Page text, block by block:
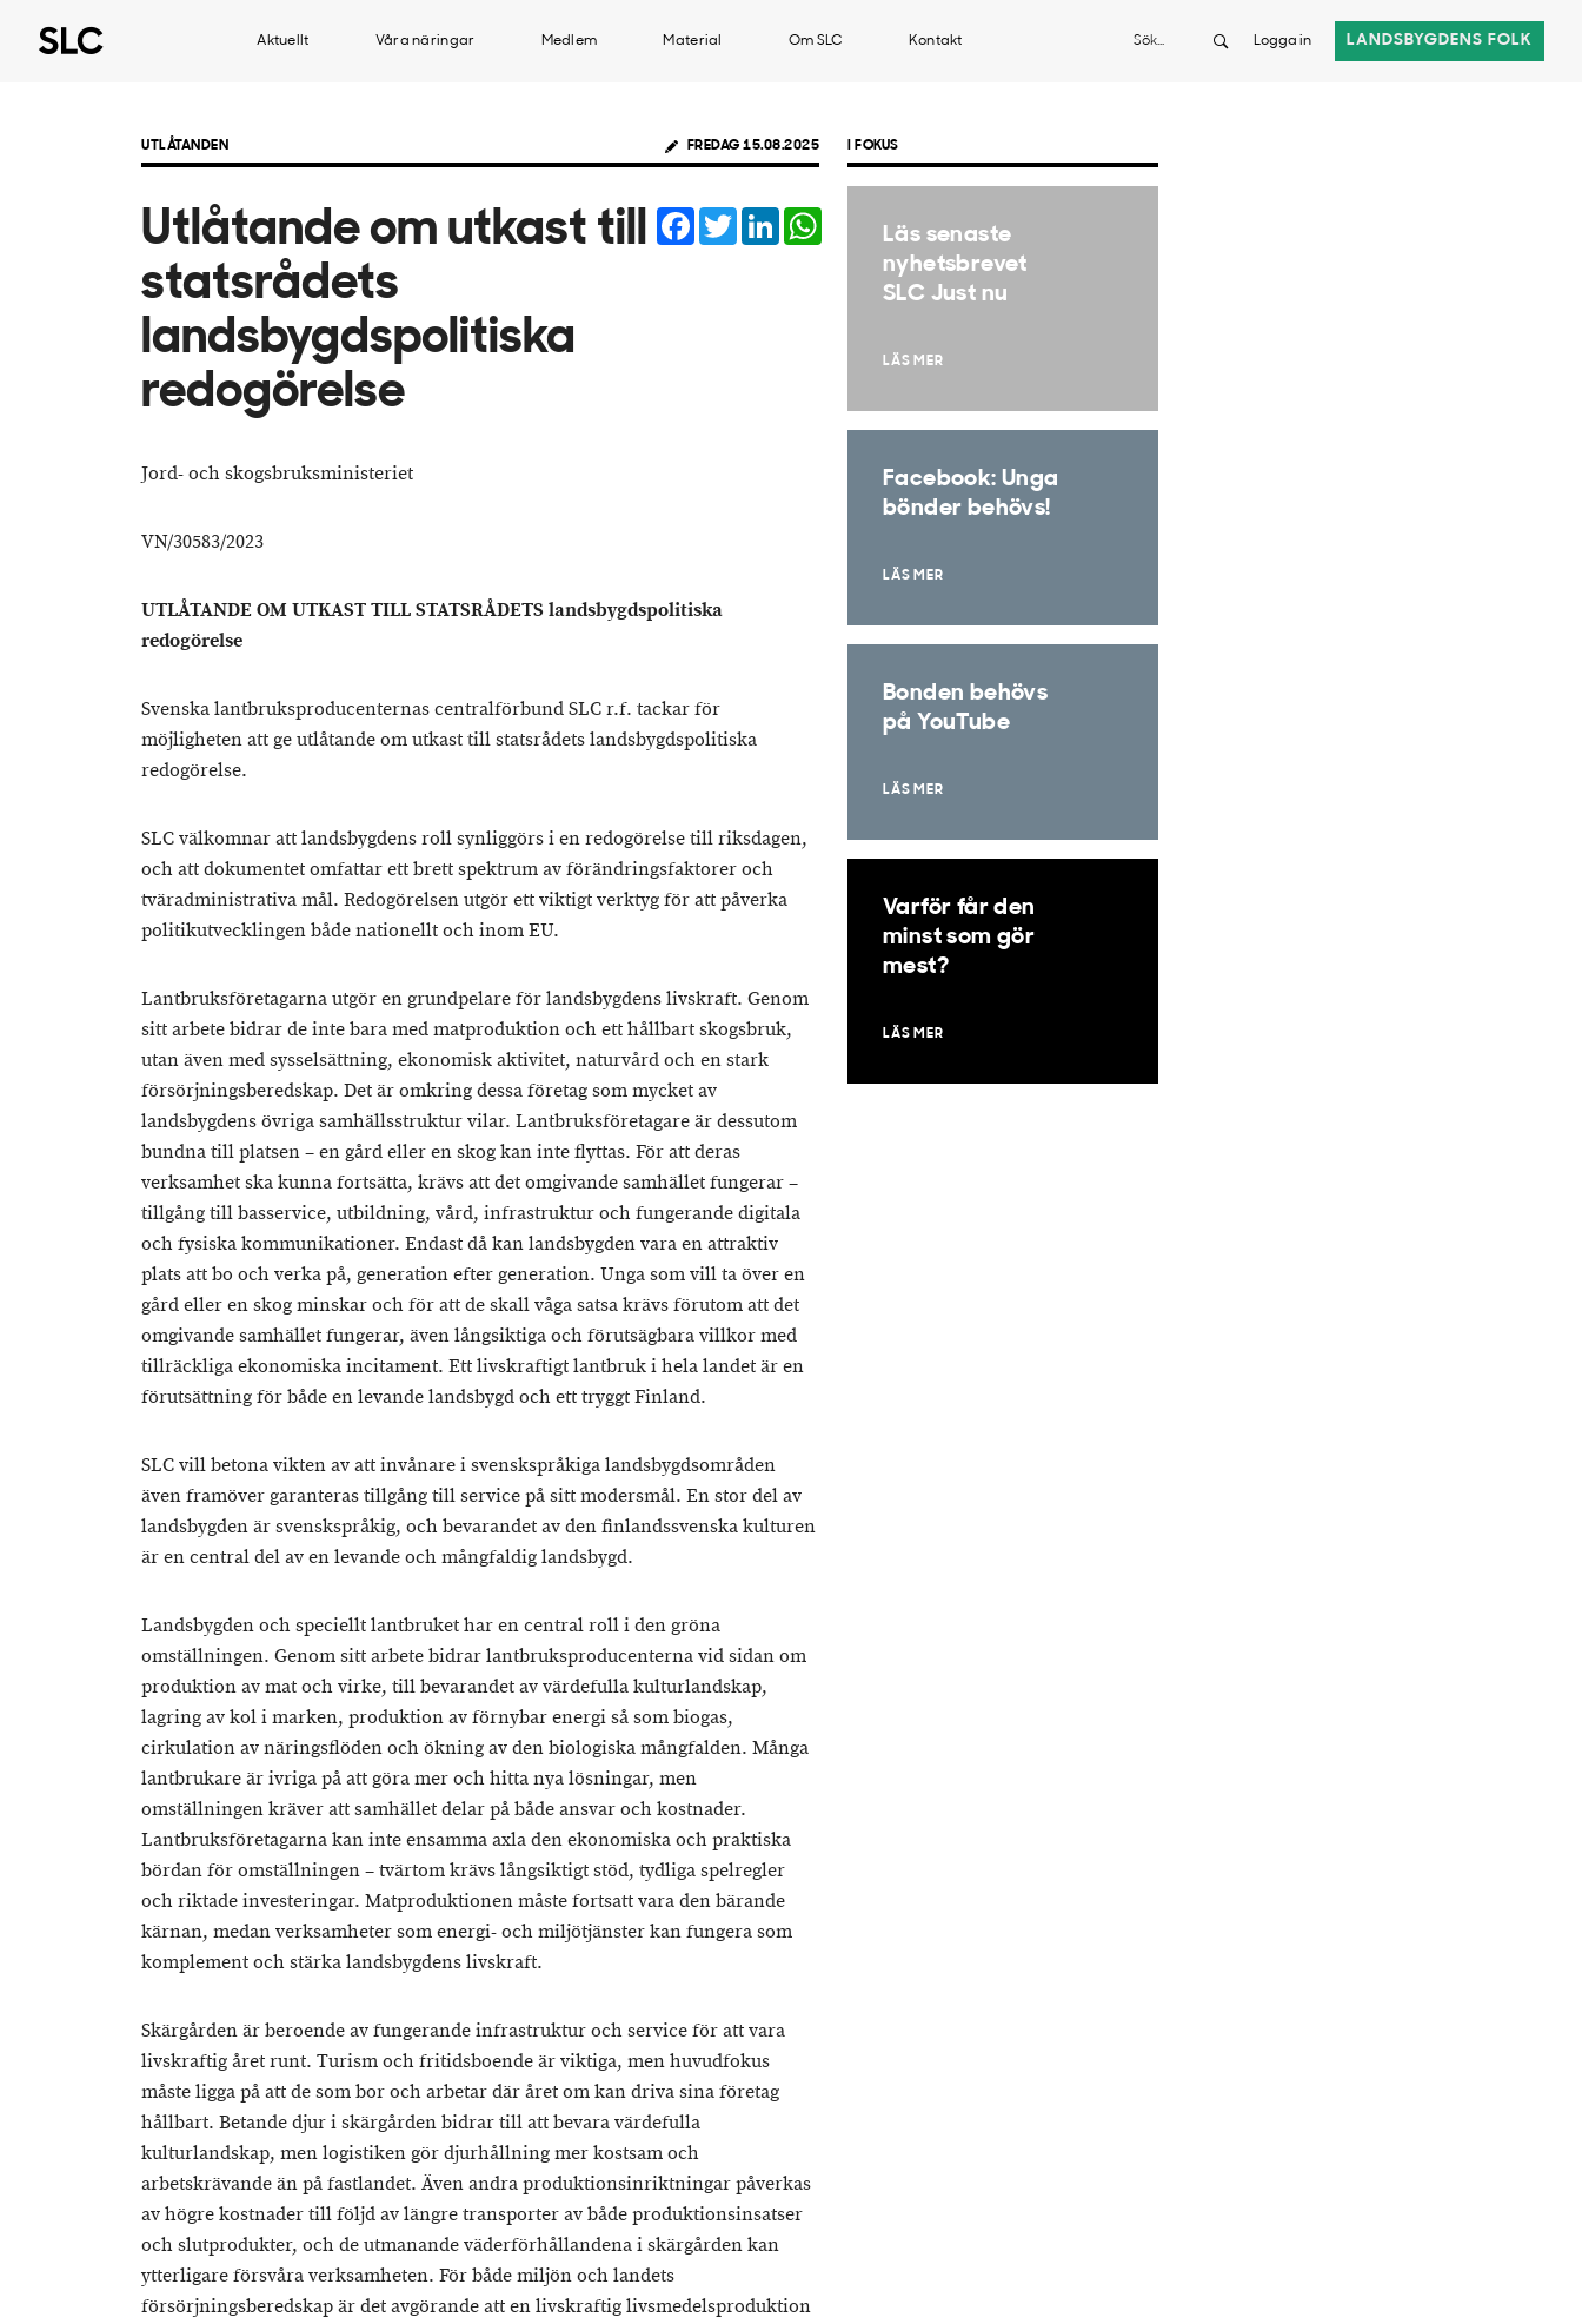
Aktuellt Våra näringar Medlem Material Om SLC Kontakt Sök Logga in LANDSBYGDENS FOLK
UTLÅTANDEN FREDAG 15.08.2025
Utlåtande om utkast till
statsrådets
landsbygdspolitiska
redogörelse
Facebook
TwitterLinkedIn
Jord- och skogsbruksministeriet
VN/30583/2023
UTLÅTANDE OM UTKAST TILL STATSRÅDETS landsbygdspolitiska
redogörelse
Svenska lantbruksproducenternas centralförbund SLC r.f. tackar för
möjligheten att ge utlåtande om utkast till statsrådets landsbygdspolitiska
redogörelse.
SLC välkomnar att landsbygdens roll synliggörs i en redogörelse till riksdagen,
och att dokumentet omfattar ett brett spektrum av förändringsfaktorer och
tväradministrativa mål. Redogörelsen utgör ett viktigt verktyg för att påverka
politikutvecklingen både nationellt och inom EU.
Lantbruksföretagarna utgör en grundpelare för landsbygdens livskraft. Genom
sitt arbete bidrar de inte bara med matproduktion och ett hållbart skogsbruk,
utan även med sysselsättning, ekonomisk aktivitet, naturvård och en stark
försörjningsberedskap. Det är omkring dessa företag som mycket av
landsbygdens övriga samhällsstruktur vilar. Lantbruksföretagare är dessutom
bundna till platsen – en gård eller en skog kan inte flyttas. För att deras
verksamhet ska kunna fortsätta, krävs att det omgivande samhället fungerar –
tillgång till basservice, utbildning, vård, infrastruktur och fungerande digitala
och fysiska kommunikationer. Endast då kan landsbygden vara en attraktiv
plats att bo och verka på, generation efter generation. Unga som vill ta över en
gård eller en skog minskar och för att de skall våga satsa krävs förutom att det
omgivande samhället fungerar, även långsiktiga och förutsägbara villkor med
tillräckliga ekonomiska incitament. Ett livskraftigt lantbruk i hela landet är en
förutsättning för både en levande landsbygd och ett tryggt Finland.
SLC vill betona vikten av att invånare i svenskspråkiga landsbygdsområden
även framöver garanteras tillgång till service på sitt modersmål. En stor del av
landsbygden är svenskspråkig, och bevarandet av den finlandssvenska kulturen
är en central del av en levande och mångfaldig landsbygd.
Landsbygden och speciellt lantbruket har en central roll i den gröna
omställningen. Genom sitt arbete bidrar lantbruksproducenterna vid sidan om
produktion av mat och virke, till bevarandet av värdefulla kulturlandskap,
lagring av kol i marken, produktion av förnybar energi så som biogas,
cirkulation av näringsflöden och ökning av den biologiska mångfalden. Många
lantbrukare är ivriga på att göra mer och hitta nya lösningar, men
omställningen kräver att samhället delar på både ansvar och kostnader.
Lantbruksföretagarna kan inte ensamma axla den ekonomiska och praktiska
bördan för omställningen – tvärtom krävs långsiktigt stöd, tydliga spelregler
och riktade investeringar. Matproduktionen måste fortsatt vara den bärande
kärnan, medan verksamheter som energi- och miljötjänster kan fungera som
komplement och stärka landsbygdens livskraft.
Skärgården är beroende av fungerande infrastruktur och service för att vara
livskraftig året runt. Turism och fritidsboende är viktiga, men huvudfokus
måste ligga på att de som bor och arbetar där året om kan driva sina företag
hållbart. Betande djur i skärgården bidrar till att bevara värdefulla
kulturlandskap, men logistiken gör djurhållning mer kostsam och
arbetskrävande än på fastlandet. Även andra produktionsinriktningar påverkas
av högre kostnader till följd av längre transporter av både produktionsinsatser
och slutprodukter, och de utmanande väderförhållandena i skärgården kan
ytterligare försvåra verksamheten. För både miljön och landets
försörjningsberedskap är det avgörande att en livskraftig livsmedelsproduktion
I FOKUS
Läs senaste
nyhetsbrevet
SLC Just nu
LÄS MER
Facebook: Unga
bönder behövs!
LÄS MER
Bonden behövs
på YouTube
LÄS MER
Varför får den
minst som gör
mest?
LÄS MER